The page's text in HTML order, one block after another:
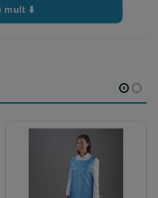
mult ⬇